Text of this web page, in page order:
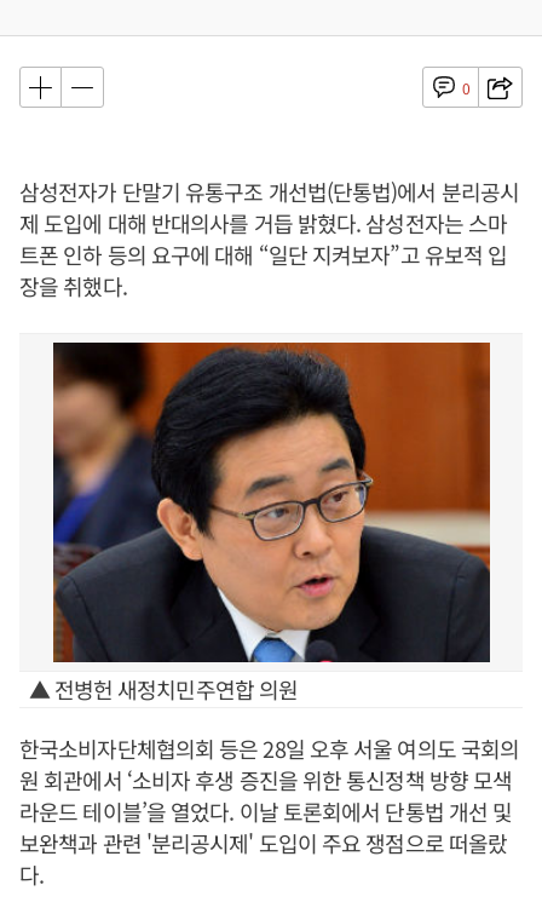
0
삼성전자가 단말기 유통구조 개선법(단통법)에서 분리공시
제 도입에 대해 반대의사를 거듭 밝혔다. 삼성전자는 스마
트폰 인하 등의 요구에 대해 “일단 지켜보자”고 유보적 입
장을 취했다.
▲ 전병헌 새정치민주연합 의원
한국소비자단체협의회 등은 28일 오후 서울 여의도 국회의
원 회관에서 ‘소비자 후생 증진을 위한 통신정책 방향 모색
라운드 테이블’을 열었다. 이날 토론회에서 단통법 개선 및
보완책과 관련 '분리공시제' 도입이 주요 쟁점으로 떠올랐
다.